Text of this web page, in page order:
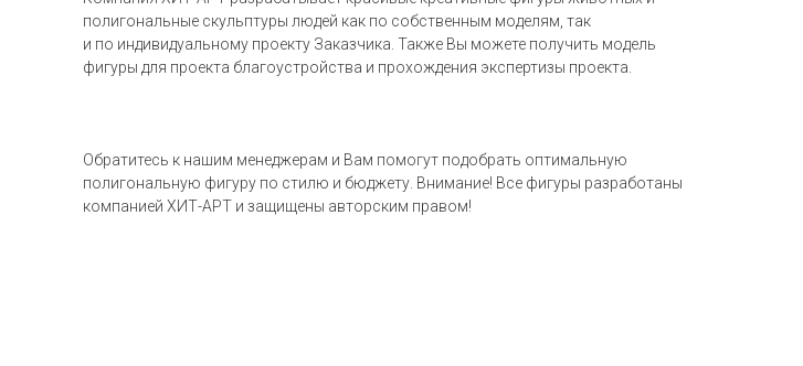
полигональные скульптуры людей как по собственным моделям, так
и по индивидуальному проекту Заказчика. Также Вы можете получить модель
фигуры для проекта благоустройства и прохождения экспертизы проекта.
Обратитесь к нашим менеджерам и Вам помогут подобрать оптимальную
полигональную фигуру по стилю и бюджету. Внимание! Все фигуры разработаны
компанией ХИТ-АРТ и защищены авторским правом!